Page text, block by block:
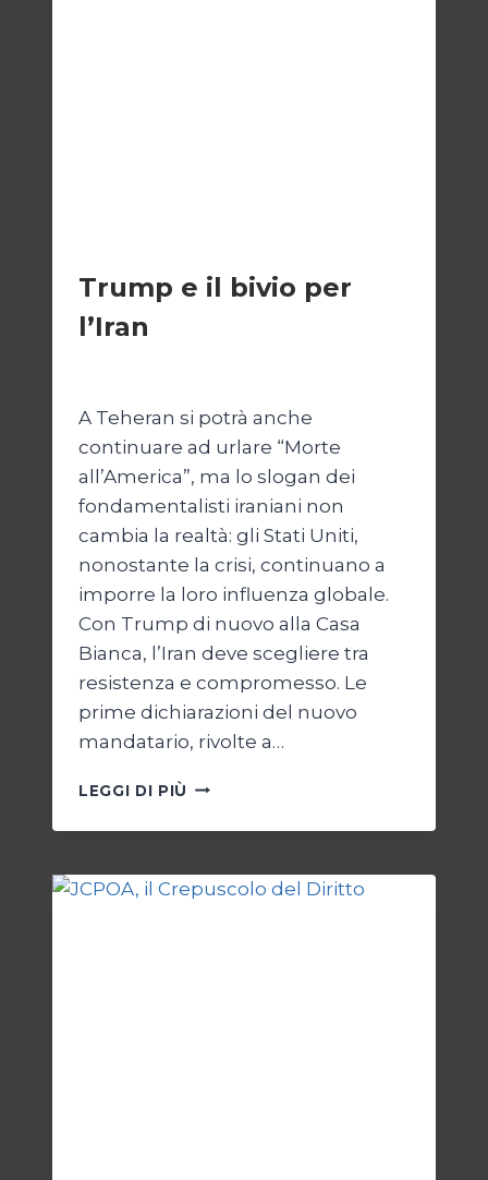
Trump e il bivio per
l’Iran
A Teheran si potrà anche
continuare ad urlare “Morte
all’America”, ma lo slogan dei
fondamentalisti iraniani non
cambia la realtà: gli Stati Uniti,
nonostante la crisi, continuano a
imporre la loro influenza globale.
Con Trump di nuovo alla Casa
Bianca, l’Iran deve scegliere tra
resistenza e compromesso. Le
prime dichiarazioni del nuovo
mandatario, rivolte a…
LEGGI DI PIÙ TRUMP
IL
PER
L’IRAN